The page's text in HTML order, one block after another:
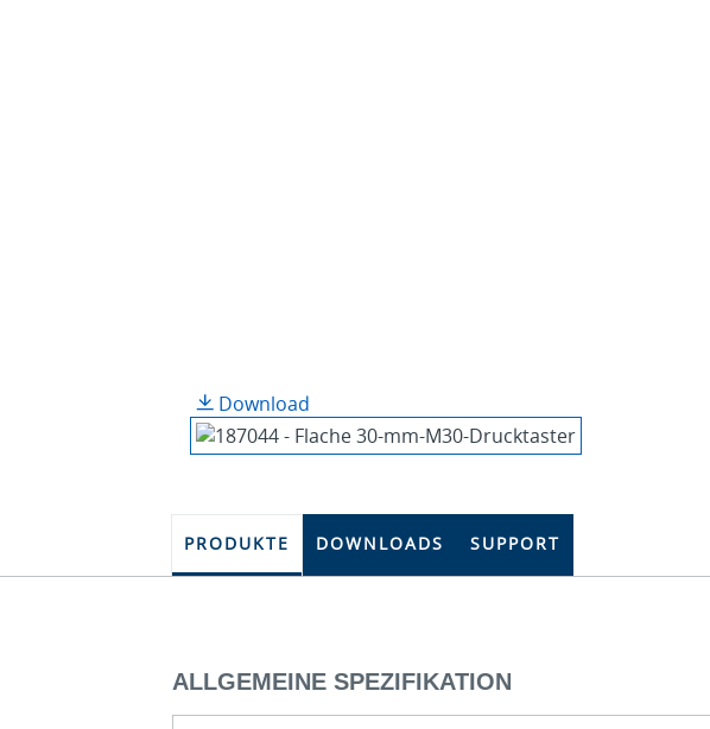
Download
PRODUKTE DOWNLOADS SUPPORT
ALLGEMEINE SPEZIFIKATION